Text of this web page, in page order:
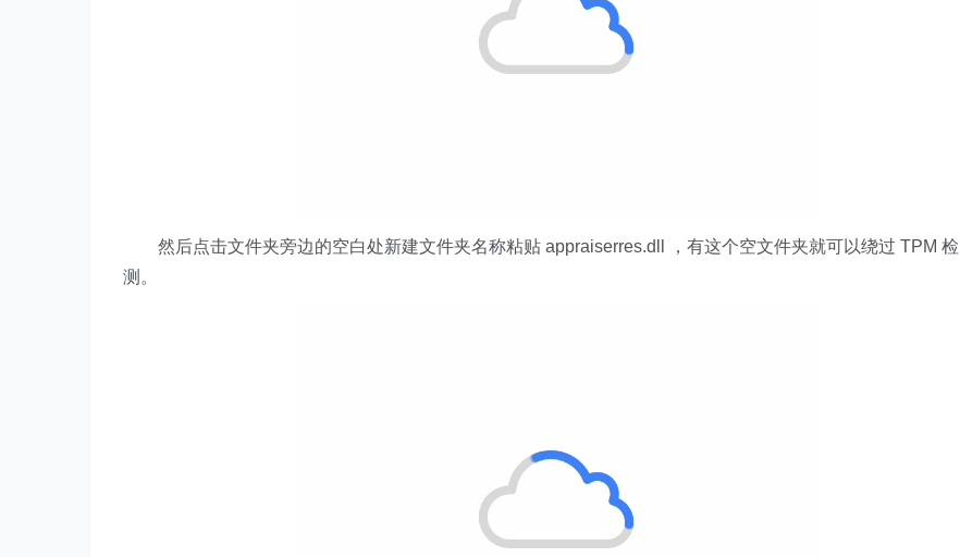
然后点击文件夹旁边的空白处新建文件夹名称粘贴 appraiserres.dll ，有这个空文件夹就可以绕过 TPM 检
测。